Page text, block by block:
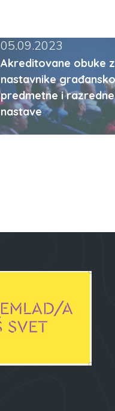
05.09.2023
Akreditovane obuke
nastavnike
predmetne i razredne
nastave